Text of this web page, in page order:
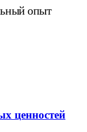
опыт
ценностей